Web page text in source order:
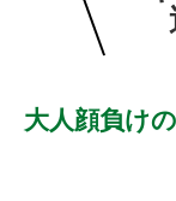
大人顔負け